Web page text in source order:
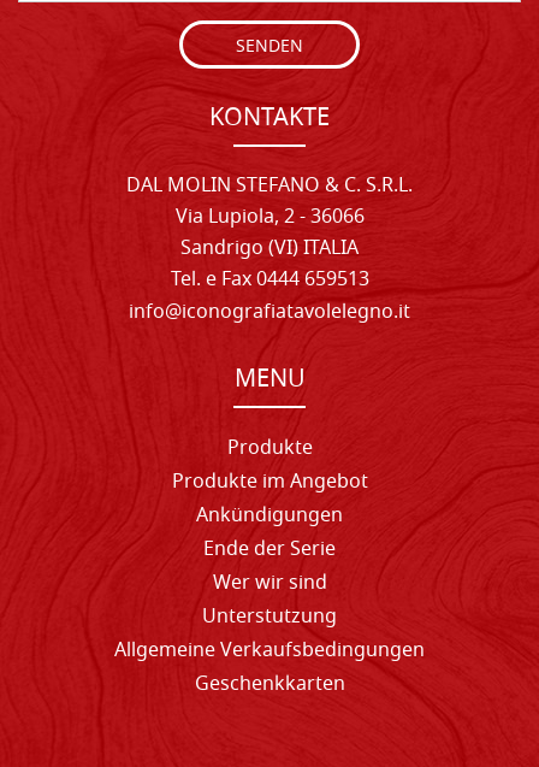
SENDEN
KONTAKTE
DAL MOLIN STEFANO & C. S.R.L.
Via Lupiola, 2 - 36066
Sandrigo (VI) ITALIA
Tel. e Fax 0444 659513
info@iconografiatavolelegno.it
MENU
Produkte
Produkte im Angebot
Ankündigungen
Ende der Serie
Wer wir sind
Unterstutzung
Allgemeine Verkaufsbedingungen
Geschenkkarten